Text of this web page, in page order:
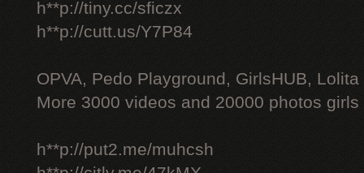
h**p://tiny.cc/sficzx
h**p://cutt.us/Y7P84
OPVA, Pedo Playground, GirlsHUB, Lolita
More 3000 videos and 20000 photos
h**p://put2.me/muhcsh